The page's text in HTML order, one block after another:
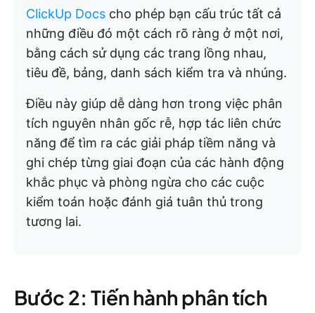
ClickUp Docs cho phép bạn cấu trúc tất cả
những điều đó một cách rõ ràng ở một nơi,
bằng cách sử dụng các trang lồng nhau,
tiêu đề, bảng, danh sách kiểm tra và nhúng.
Điều này giúp dễ dàng hơn trong việc phân
tích nguyên nhân gốc rễ, hợp tác liên chức
năng để tìm ra các giải pháp tiềm năng và
ghi chép từng giai đoạn của các hành động
khắc phục và phòng ngừa cho các cuộc
kiểm toán hoặc đánh giá tuân thủ trong
tương lai.
Bước 2: Tiến hành phân tích